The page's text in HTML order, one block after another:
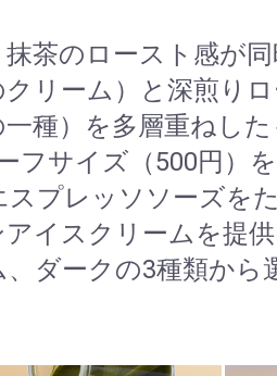
茶のロースト感が
リーム）と深煎り
種）を多層重ねし
フサイズ（500円）
プレッソソーズを
イスクリームを提
ダークの3種類か